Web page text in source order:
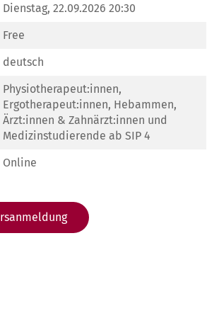
Dienstag, 22.09.2026 20:30
Free
deutsch
Physiotherapeut:innen,
Ergotherapeut:innen, Hebammen,
Ärzt:innen & Zahnärzt:innen und
Medizinstudierende ab SIP 4
Online